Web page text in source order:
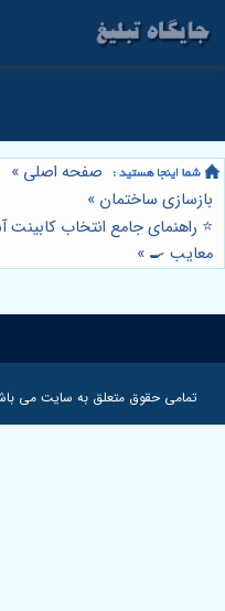
صفحه اصلی »
بازسازی ساختمان »
⭐️ راهنمای جامع انتخاب کابینت
معایب 🍳 »
تمامی حقوق متعلق به سایت می